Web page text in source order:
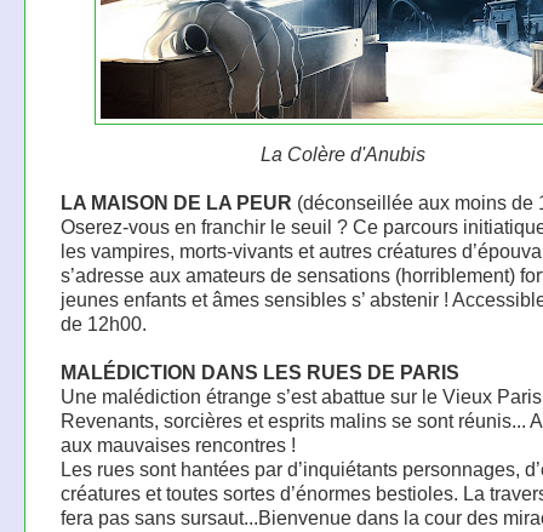
La Colère d'Anubis
LA MAISON DE LA PEUR (déconseillée aux moins de
Oserez-vous en franchir le seuil ? Ce parcours
les vampires, morts-vivants et autres créatures
s’adresse aux amateurs de sensations (horriblement)
jeunes enfants et âmes sensibles s’ abstenir !
de 12h00.
MALÉDICTION DANS LES RUES DE PARIS
Une malédiction étrange s’est abattue sur le Vieux
Revenants, sorcières et esprits malins se sont réunis...
aux mauvaises rencontres !
Les rues sont hantées par d’inquiétants personnages,
créatures et toutes sortes d’énormes bestioles. La
fera pas sans sursaut...Bienvenue dans la cour des